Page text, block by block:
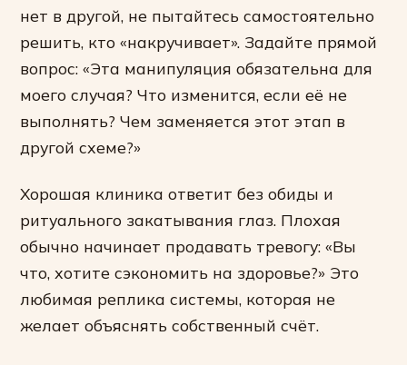
нет в другой, не пытайтесь самостоятельно
решить, кто «накручивает». Задайте прямой
вопрос: «Эта манипуляция обязательна для
моего случая? Что изменится, если её не
выполнять? Чем заменяется этот этап в
другой схеме?»
Хорошая клиника ответит без обиды и
ритуального закатывания глаз. Плохая
обычно начинает продавать тревогу: «Вы
что, хотите сэкономить на здоровье?» Это
любимая реплика системы, которая не
желает объяснять собственный счёт.